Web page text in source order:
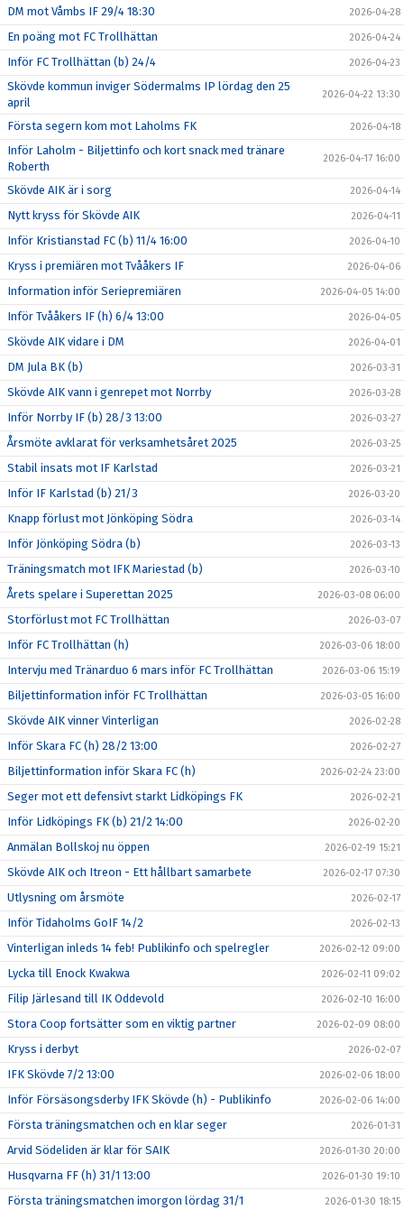
DM mot Våmbs IF 29/4 18:30 2026-04-28
En poäng mot FC Trollhättan 2026-04-24
Inför FC Trollhättan (b) 24/4 2026-04-23
Skövde kommun inviger Södermalms IP lördag den 25
april
2026-04-22 13:30
Första segern kom mot Laholms FK 2026-04-18
Inför Laholm - Biljettinfo och kort snack med tränare
Roberth
2026-04-17 16:00
Skövde AIK är i sorg 2026-04-14
Nytt kryss för Skövde AIK 2026-04-11
Inför Kristianstad FC (b) 11/4 16:00 2026-04-10
Kryss i premiären mot Tvååkers IF 2026-04-06
Information inför Seriepremiären 2026-04-05 14:00
Inför Tvååkers IF (h) 6/4 13:00 2026-04-05
Skövde AIK vidare i DM 2026-04-01
DM Jula BK (b) 2026-03-31
Skövde AIK vann i genrepet mot Norrby 2026-03-28
Inför Norrby IF (b) 28/3 13:00 2026-03-27
Årsmöte avklarat för verksamhetsåret 2025 2026-03-25
Stabil insats mot IF Karlstad 2026-03-21
Inför IF Karlstad (b) 21/3 2026-03-20
Knapp förlust mot Jönköping Södra 2026-03-14
Inför Jönköping Södra (b) 2026-03-13
Träningsmatch mot IFK Mariestad (b) 2026-03-10
Årets spelare i Superettan 2025 2026-03-08 06:00
Storförlust mot FC Trollhättan 2026-03-07
Inför FC Trollhättan (h) 2026-03-06 18:00
Intervju med Tränarduo 6 mars inför FC Trollhättan 2026-03-06 15:19
Biljettinformation inför FC Trollhättan 2026-03-05 16:00
Skövde AIK vinner Vinterligan 2026-02-28
Inför Skara FC (h) 28/2 13:00 2026-02-27
Biljettinformation inför Skara FC (h) 2026-02-24 23:00
Seger mot ett defensivt starkt Lidköpings FK 2026-02-21
Inför Lidköpings FK (b) 21/2 14:00 2026-02-20
Anmälan Bollskoj nu öppen 2026-02-19 15:21
Skövde AIK och Itreon - Ett hållbart samarbete 2026-02-17 07:30
Utlysning om årsmöte 2026-02-17
Inför Tidaholms GoIF 14/2 2026-02-13
Vinterligan inleds 14 feb! Publikinfo och spelregler 2026-02-12 09:00
Lycka till Enock Kwakwa 2026-02-11 09:02
Filip Järlesand till IK Oddevold 2026-02-10 16:00
Stora Coop fortsätter som en viktig partner 2026-02-09 08:00
Kryss i derbyt 2026-02-07
IFK Skövde 7/2 13:00 2026-02-06 18:00
Inför Försäsongsderby IFK Skövde (h) - Publikinfo 2026-02-06 14:00
Första träningsmatchen och en klar seger 2026-01-31
Arvid Södeliden är klar för SAIK 2026-01-30 20:00
Husqvarna FF (h) 31/1 13:00 2026-01-30 19:10
Första träningsmatchen imorgon lördag 31/1 2026-01-30 18:15